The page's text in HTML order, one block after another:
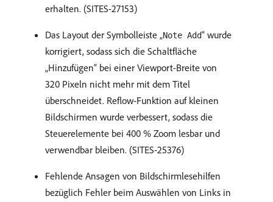
erhalten. (SITES-27153)
Das Layout der Symbolleiste „Note Add“ wurde
korrigiert, sodass sich die Schaltfläche
„Hinzufügen“ bei einer Viewport-Breite von
320 Pixeln nicht mehr mit dem Titel
überschneidet. Reflow-Funktion auf kleinen
Bildschirmen wurde verbessert, sodass die
Steuerelemente bei 400 % Zoom lesbar und
verwendbar bleiben. (SITES-25376)
Fehlende Ansagen von Bildschirmlesehilfen
bezüglich Fehler beim Auswählen von Links in